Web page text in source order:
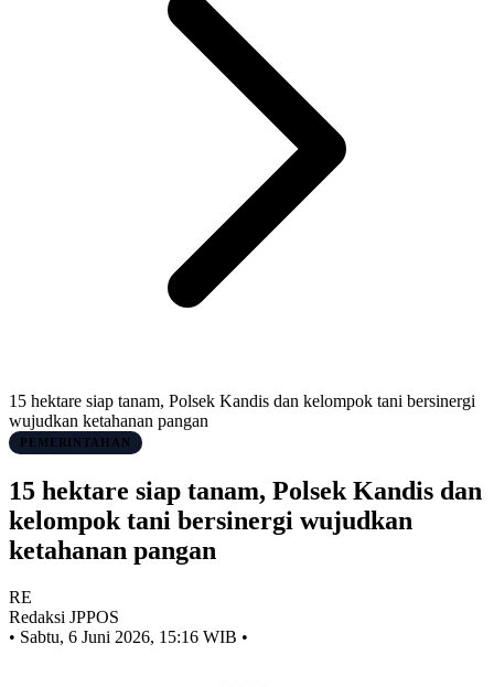
15 hektare siap tanam, Polsek Kandis dan kelompok tani bersinergi
wujudkan ketahanan pangan
PEMERINTAHAN
15 hektare siap tanam, Polsek Kandis dan
kelompok tani bersinergi wujudkan
ketahanan pangan
RE
Redaksi JPPOS
• Sabtu, 6 Juni 2026, 15:16 WIB •